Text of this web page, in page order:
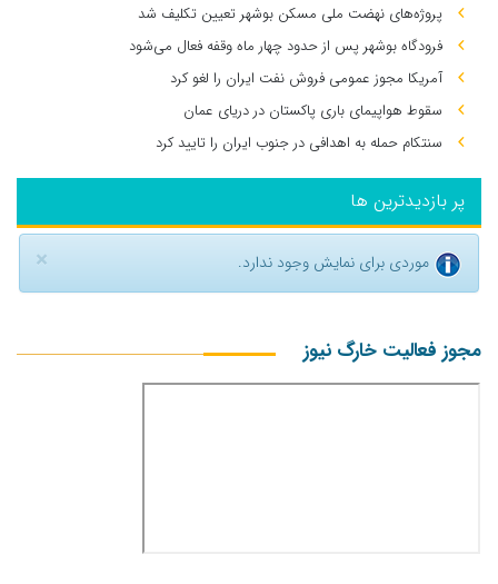
پروژه‌های نهضت ملی مسکن بوشهر تعیین تکلیف شد
فرودگاه بوشهر پس از حدود چهار ماه وقفه فعال می‌شود
آمریکا مجوز عمومی فروش نفت ایران را لغو کرد
سقوط هواپیمای باری پاکستان در دریای عمان
سنتکام حمله به اهدافی در جنوب ایران را تایید کرد
پر بازدیدترین ها
× موردی برای نمایش وجود ندارد.
مجوز فعالیت خارگ نیوز